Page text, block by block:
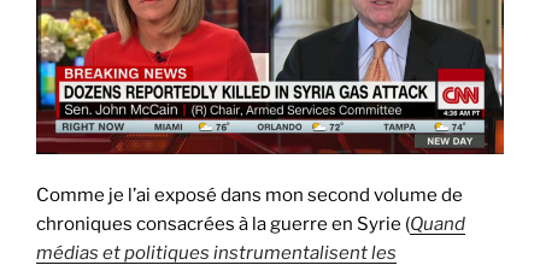
à
nos
jours »
Comme je l’ai exposé dans mon second volume de
chroniques consacrées à la guerre en Syrie (Quand
médias et politiques instrumentalisent les